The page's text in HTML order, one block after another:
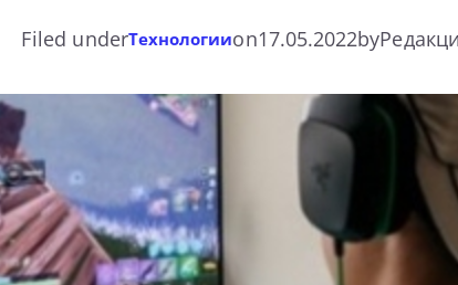
Filed underТехнологииon17.05.2022by